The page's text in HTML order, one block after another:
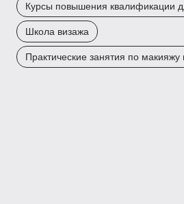
Курсы повышения квалификации
Школа визажа
Практические занятия по макияжу